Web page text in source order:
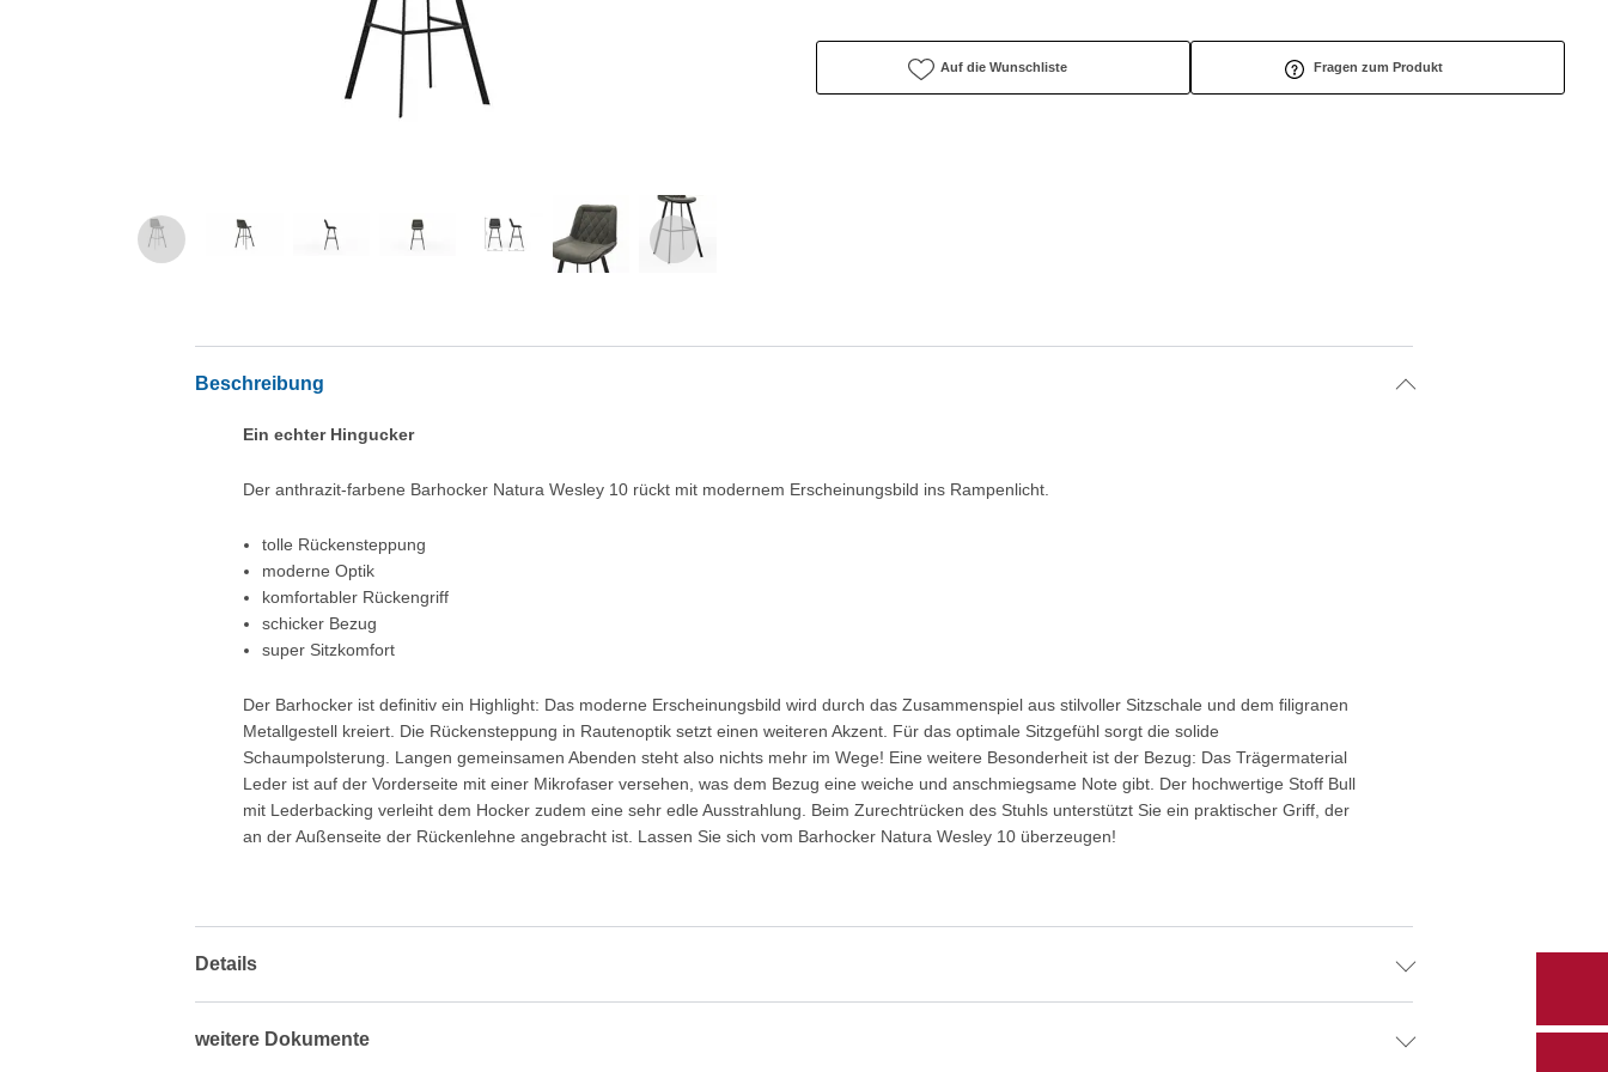
Auf die Wunschliste Fragen zum Produkt
Beschreibung
Ein echter Hingucker
Der anthrazit-farbene Barhocker Natura Wesley 10 rückt mit modernem Erscheinungsbild ins Rampenlicht.
tolle Rückensteppung
moderne Optik
komfortabler Rückengriff
schicker Bezug
super Sitzkomfort
Der Barhocker ist definitiv ein Highlight: Das moderne Erscheinungsbild wird durch das Zusammenspiel aus stilvoller Sitzschale und dem filigranen
Metallgestell kreiert. Die Rückensteppung in Rautenoptik setzt einen weiteren Akzent. Für das optimale Sitzgefühl sorgt die solide
Schaumpolsterung. Langen gemeinsamen Abenden steht also nichts mehr im Wege! Eine weitere Besonderheit ist der Bezug: Das Trägermaterial
Leder ist auf der Vorderseite mit einer Mikrofaser versehen, was dem Bezug eine weiche und anschmiegsame Note gibt. Der hochwertige Stoff Bull
mit Lederbacking verleiht dem Hocker zudem eine sehr edle Ausstrahlung. Beim Zurechtrücken des Stuhls unterstützt Sie ein praktischer Griff, der
an der Außenseite der Rückenlehne angebracht ist. Lassen Sie sich vom Barhocker Natura Wesley 10 überzeugen!
Details
weitere Dokumente